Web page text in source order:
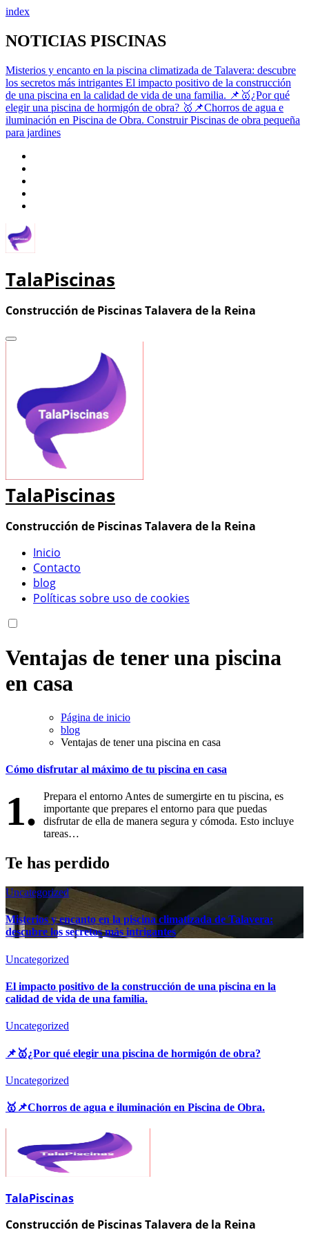
index
Saltar
al
NOTICIAS PISCINAS
Misterios y encanto en la piscina climatizada de Talavera: descubre
los secretos más intrigantes El impacto positivo de la construcción
de una piscina en la calidad de vida de una familia. 📌🥇¿Por qué
elegir una piscina de hormigón de obra? 🥇📌Chorros de agua e
iluminación en Piscina de Obra. Construir Piscinas de obra pequeña
para jardines
TalaPiscinas
Construcción de Piscinas Talavera de la Reina
TalaPiscinas
Construcción de Piscinas Talavera de la Reina
Inicio
Contacto
blog
Políticas sobre uso de cookies
Ventajas de tener una piscina
en casa
Página de inicio
blog
Ventajas de tener una piscina en casa
Cómo disfrutar al máximo de tu piscina en casa
1.
Prepara el entorno Antes de sumergirte en tu piscina, es
importante que prepares el entorno para que puedas
disfrutar de ella de manera segura y cómoda. Esto incluye
tareas…
Te has perdido
Uncategorized
Misterios y encanto en la piscina climatizada de Talavera:
descubre los secretos más intrigantes
Uncategorized
El impacto positivo de la construcción de una piscina en la
calidad de vida de una familia.
Uncategorized
📌🥇¿Por qué elegir una piscina de hormigón de obra?
Uncategorized
🥇📌Chorros de agua e iluminación en Piscina de Obra.
TalaPiscinas
Construcción de Piscinas Talavera de la Reina